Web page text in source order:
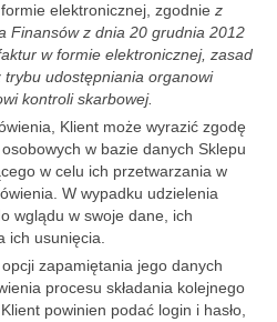
elektronicznej, zgodnie z
Finansów z dnia 20 grudnia 2012
w formie elektronicznej, zasad
udostępniania organowi
kontroli skarbowej.
Klient może wyrazić zgodę
w bazie danych Sklepu
w celu ich przetwarzania w
W wypadku udzielenia
wglądu w swoje dane, ich
ich usunięcia.
zapamiętania jego danych
procesu składania kolejnego
powinien podać login i hasło,